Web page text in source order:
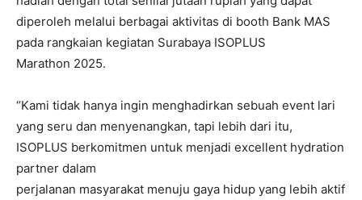
diperoleh melalui berbagai aktivitas di booth Bank MAS
pada rangkaian kegiatan Surabaya ISOPLUS
Marathon 2025.
“Kami tidak hanya ingin menghadirkan sebuah event lari
yang seru dan menyenangkan, tapi lebih dari itu,
ISOPLUS berkomitmen untuk menjadi excellent hydration
partner dalam
perjalanan masyarakat menuju gaya hidup yang lebih aktif